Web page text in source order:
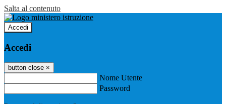
Salta al contenuto
Accedi
Accedi
button close ×
Nome Utente
Password